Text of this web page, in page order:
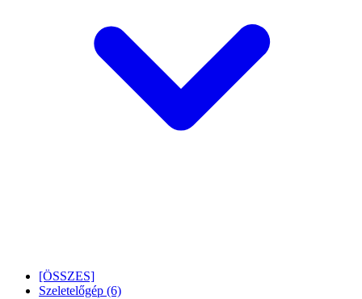
[ÖSSZES]
Szeletelőgép (6)